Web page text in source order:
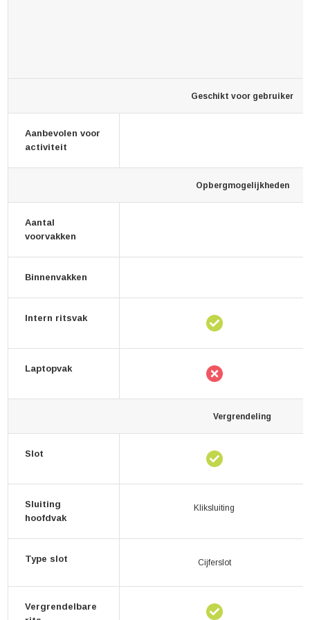
Geschikt voor gebruiker
Aanbevolen voor
activiteit
Opbergmogelijkheden
Aantal
voorvakken
Binnenvakken
Intern ritsvak
Laptopvak
Vergrendeling
Slot
Sluiting
hoofdvak
Kliksluiting
Type slot Cijferslot
Vergrendelbare